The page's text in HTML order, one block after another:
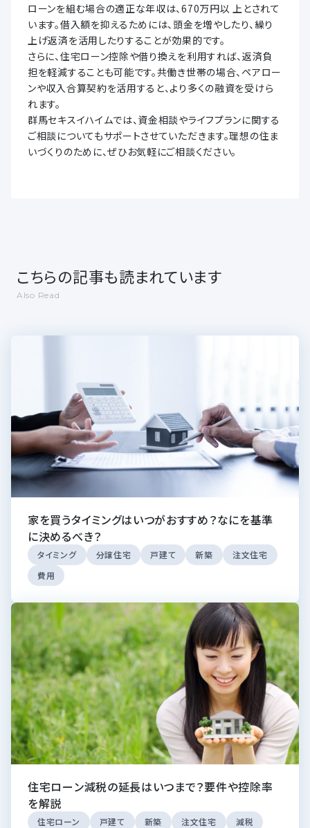
ローンを組む場合の適正な年収は、670万円以 上とされて
います。借入額を抑えるためには、頭金を増やしたり、繰り
上げ返済を活用したりすることが効果的です。
さらに、住宅ローン控除や借り換えを利用すれば、返済負
担を軽減することも可能です。共働き世帯の場合、ペアロー
ンや収入合算契約を活用すると、より多くの融資を受けら
れます。
群馬セキスイハイムでは、資金相談やライフプランに関する
ご相談についてもサポートさせていただきます。理想の住ま
いづくりのために、ぜひお気軽にご相談ください。
こちらの記事も読まれています
Also Read
家を買うタイミングはいつがおすすめ？なにを基準
に決めるべき？
タイミング 分譲住宅 戸建て 新築
注文住宅
費用
住宅ローン減税の延長はいつまで？要件や控除率
を解説
住宅ローン 戸建て 新築 注文住宅 減税